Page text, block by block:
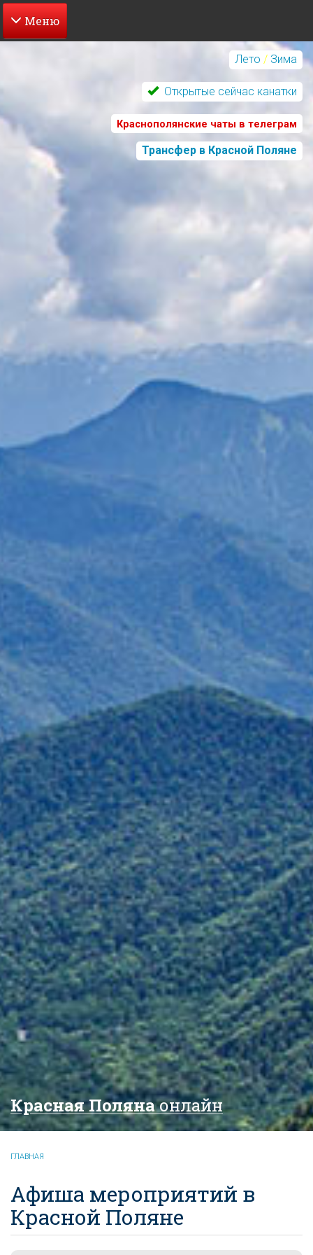
Перейти
содержанию
Лето / Зима
Открытые сейчас канатки
Краснополянские чаты в телеграм
Трансфер в Красной Поляне
Красная Полянаонлайн
ГЛАВНАЯ
Афиша мероприятий в
Красной Поляне